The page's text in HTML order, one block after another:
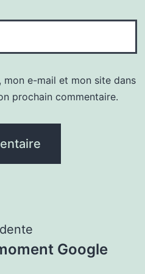
mon e-mail et mon site dans
prochain commentaire.
Google